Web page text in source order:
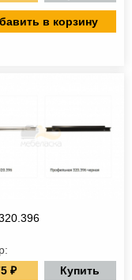
в корзину
₽
Купить